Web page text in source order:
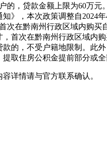
的，贷款金额上限为60万
》，本次政策调整自2024
次在黔南州行政区域内购
首次在黔南州行政区域内
的，不受户籍地限制。此
取住房公积金提前部分或
详情请与官方联系确认。